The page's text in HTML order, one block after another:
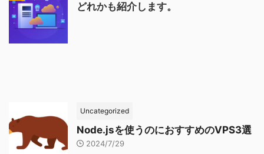
どれかも紹介します。
Uncategorized
Node.jsを使うのにおすすめのVPS3選
2024/7/29